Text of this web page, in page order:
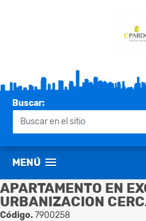
Buscar:
MENÚ
APARTAMENTO EN
URBANIZACION
Código.7900258